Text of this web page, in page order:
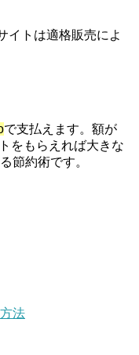
まるごとフラットリボ
らえるキャンペーン！
プの株主限定！2万円
ン。7/31まで
イにログインできな
因はコレでした。
済すると最大300ポイ
時のナビダイヤル
イトは適格販売によ
で支払えます。額が
をもらえれば大きな
節約術です。
法